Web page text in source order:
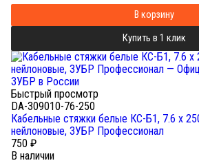
В корзину
Купить в 1 клик
Быстрый просмотр
DA-309010-76-250
Кабельные стяжки белые КС-Б1, 7.6 x
нейлоновые, ЗУБР Профессионал
750 ₽
В наличии